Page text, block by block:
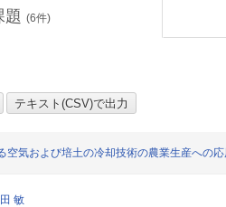
題 (6件)
空気および培土の冷却技術の農業生産への応
敏